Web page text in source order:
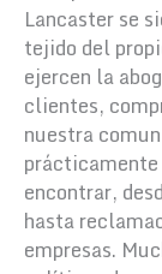
Lancaster se
tejido del
ejercen la
clientes,
nuestra
prácticamente
encontrar,
hasta
empresas.